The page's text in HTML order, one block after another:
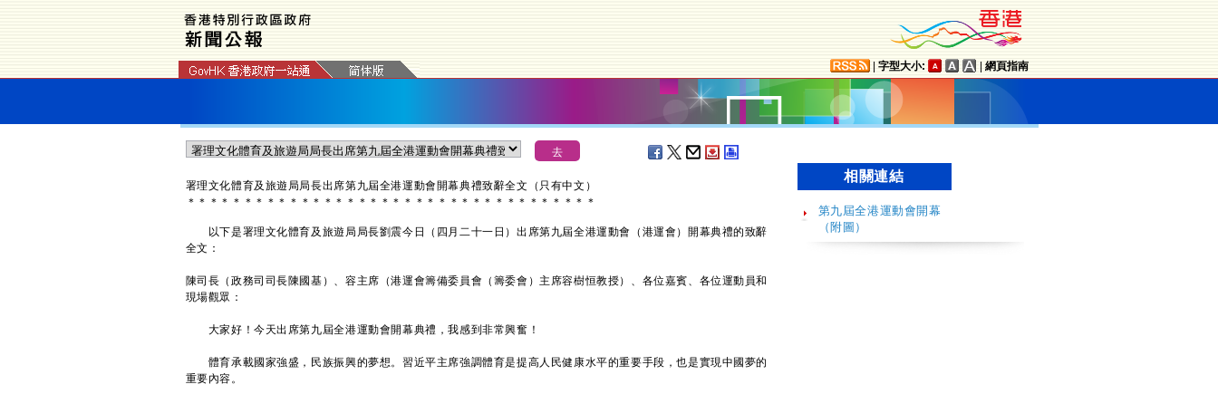
字型大小: 網頁指南
署理文化體育及旅遊局局長出席第九屆全港運動會開幕典禮致辭全文（只有中文）
＊ ＊ ＊ ＊ ＊ ＊ ＊ ＊ ＊ ＊ ＊ ＊ ＊ ＊ ＊ ＊ ＊ ＊ ＊ ＊ ＊ ＊ ＊ ＊ ＊ ＊ ＊ ＊ ＊ ＊ ＊ ＊ ＊ ＊ ＊ ＊
以下是署理文化體育及旅遊局局長劉震今日（四月二十一日）出席第九屆全港運動會（港運會）開幕典禮的致辭
全文：
陳司長（政務司司長陳國基）、容主席（港運會籌備委員會（籌委會）主席容樹恒教授）、各位嘉賓、各位運動員和
現場觀眾：
大家好！今天出席第九屆全港運動會開幕典禮，我感到非常興奮！
體育承載國家強盛，民族振興的夢想。習近平主席強調體育是提高人民健康水平的重要手段，也是實現中國夢的
重要內容。
相關連結
第九屆全港運動會開幕
（附圖）